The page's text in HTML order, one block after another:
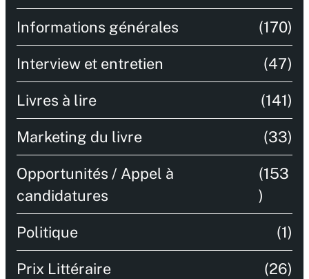
Informations générales (170)
Interview et entretien (47)
Livres à lire (141)
Marketing du livre (33)
Opportunités / Appel à
candidatures
(153
)
Politique (1)
Prix Littéraire (26)